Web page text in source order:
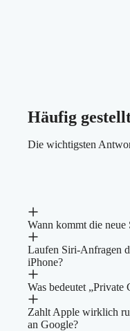
Häufig
Die wichtigsten
Wann kommt die
Laufen Siri-Anfragen
iPhone?
Was bedeutet
Zahlt Apple wirklich
an Google?